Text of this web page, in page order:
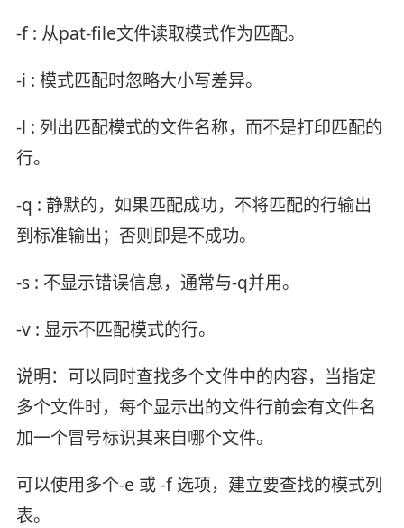
-f : 从pat-file文件读取模式作为匹配。
-i : 模式匹配时忽略大小写差异。
-l : 列出匹配模式的文件名称，而不是打印匹配的
行。
-q : 静默的，如果匹配成功，不将匹配的行输出
到标准输出；否则即是不成功。
-s : 不显示错误信息，通常与-q并用。
-v : 显示不匹配模式的行。
说明：可以同时查找多个文件中的内容，当指定
多个文件时，每个显示出的文件行前会有文件名
加一个冒号标识其来自哪个文件。
可以使用多个-e 或 -f 选项，建立要查找的模式列
表。